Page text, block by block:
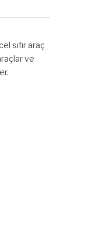
sıfır araç
ve